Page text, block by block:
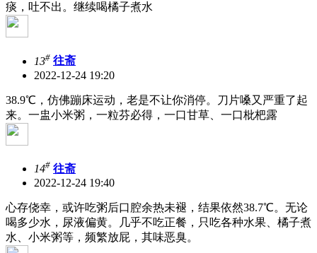
痰，吐不出。继续喝橘子煮水
13# 往斋
2022-12-24 19:20
38.9℃，仿佛蹦床运动，老是不让你消停。刀片嗓又严重了起
来。一盅小米粥，一粒芬必得，一口甘草、一口枇杷露
14# 往斋
2022-12-24 19:40
心存侥幸，或许吃粥后口腔余热未褪，结果依然38.7℃。无论
喝多少水，尿液偏黄。几乎不吃正餐，只吃各种水果、橘子煮
水、小米粥等，频繁放屁，其味恶臭。